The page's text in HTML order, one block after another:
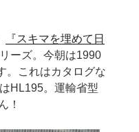
『スキマを埋めて日
ーズ。今朝は1990
。これはカタログな
HL195。運輸省型
！